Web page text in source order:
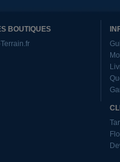
BOUTIQUES